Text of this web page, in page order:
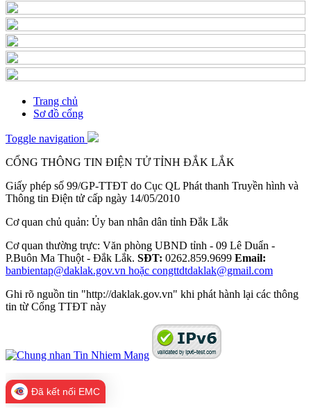
Trang chủ
Sơ đồ cổng
Toggle navigation
CỔNG THÔNG TIN ĐIỆN TỬ TỈNH ĐẮK LẮK
Giấy phép số 99/GP-TTĐT do Cục QL Phát thanh Truyền hình và
Thông tin Điện tử cấp ngày 14/05/2010
Cơ quan chủ quản: Ủy ban nhân dân tỉnh Đắk Lắk
Cơ quan thường trực: Văn phòng UBND tỉnh - 09 Lê Duẩn -
P.Buôn Ma Thuột - Đắk Lắk. SĐT: 0262.859.9699 Email:
banbientap@daklak.gov.vn hoặc congttdtdaklak@gmail.com
Ghi rõ nguồn tin "http://daklak.gov.vn" khi phát hành lại các thông
tin từ Cổng TTĐT này
Đã kết nối EMC